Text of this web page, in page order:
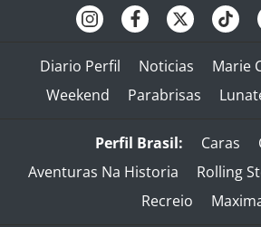
Diario Perfil Noticias Marie
Weekend
Parabrisas
Perfil Brasil: Caras
Aventuras Na Historia
Rolling
Recreio